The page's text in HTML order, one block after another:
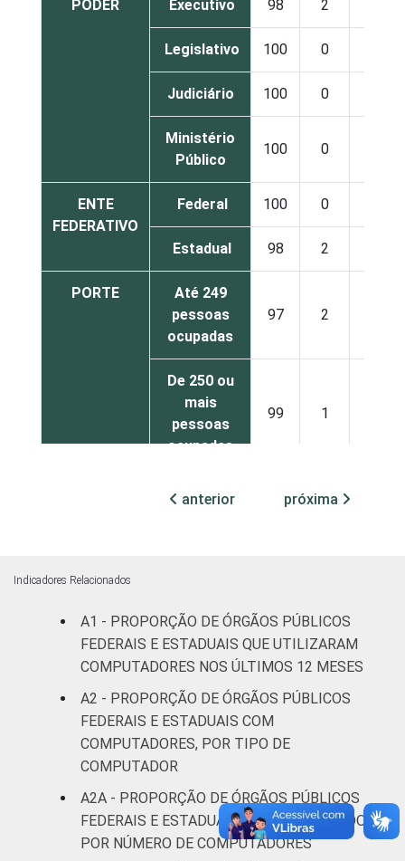
PODER Executivo 98 2
Legislativo 100 0
Judiciário 100 0
Ministério
Público
100 0
ENTE
FEDERATIVO
Federal 100 0
Estadual 98 2
PORTE
Até 249
pessoas
ocupadas
97 2
De 250 ou
mais
pessoas
ocupadas
99 1
¹Base: 1.641 órgãos públicos federais e
entre julho e outubro de 2015.
anterior próxima
Indicadores Relacionados
A1 - PROPORÇÃO DE ÓRGÃOS PÚBLICOS
FEDERAIS E ESTADUAIS QUE UTILIZARAM
COMPUTADORES NOS ÚLTIMOS 12 MESES
A2 - PROPORÇÃO DE ÓRGÃOS PÚBLICOS
FEDERAIS E ESTADUAIS COM
COMPUTADORES, POR TIPO DE
COMPUTADOR
A2A - PROPORÇÃO DE ÓRGÃOS PÚBLICOS
FEDERAIS E ESTADUAIS COM COMPUTADOR,
POR NÚMERO DE COMPUTADORES